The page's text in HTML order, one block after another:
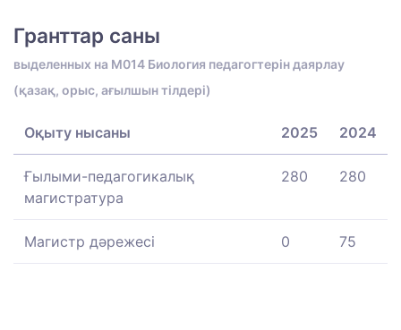
Гранттар саны
выделенных на M014 Биология педагогтерін даярлау
(қазақ, орыс, ағылшын тілдері)
Оқыту нысаны 2025 2024
Ғылыми-педагогикалық
магистратура
280 280
Магистр дәрежесі 0 75